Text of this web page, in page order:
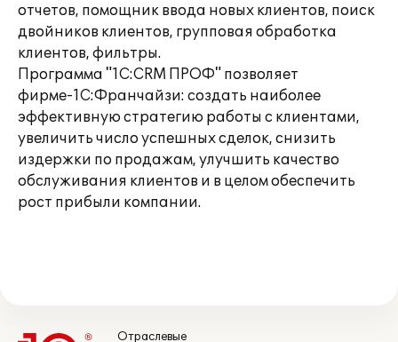
отчетов, помощник ввода новых клиентов, поиск
двойников клиентов, групповая обработка
клиентов, фильтры.
Программа "1С:CRM ПРОФ" позволяет
фирме-1С:Франчайзи: создать наиболее
эффективную стратегию работы с клиентами,
увеличить число успешных сделок, снизить
издержки по продажам, улучшить качество
обслуживания клиентов и в целом обеспечить
рост прибыли компании.
Отраслевые